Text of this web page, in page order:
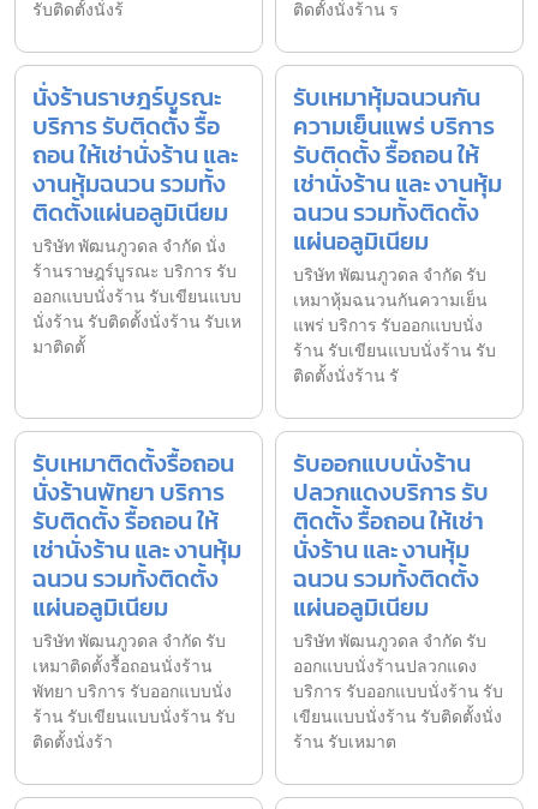
รับติดตั้งนั่งร้
ติดตั้งนั่งร้าน ร
นั่งร้านราษฎร์บูรณะ
บริการ รับติดตั้ง รื้อ
ถอน ให้เช่านั่งร้าน และ
งานหุ้มฉนวน รวมทั้ง
ติดตั้งแผ่นอลูมิเนียม
บริษัท พัฒนภูวดล จำกัด นั่ง
ร้านราษฎร์บูรณะ บริการ รับ
ออกแบบนั่งร้าน รับเขียนแบบ
นั่งร้าน รับติดตั้งนั่งร้าน รับเห
มาติดตั้
รับเหมาหุ้มฉนวนกัน
ความเย็นแพร่ บริการ
รับติดตั้ง รื้อถอน ให้
เช่านั่งร้าน และ งานหุ้ม
ฉนวน รวมทั้งติดตั้ง
แผ่นอลูมิเนียม
บริษัท พัฒนภูวดล จำกัด รับ
เหมาหุ้มฉนวนกันความเย็น
แพร่ บริการ รับออกแบบนั่ง
ร้าน รับเขียนแบบนั่งร้าน รับ
ติดตั้งนั่งร้าน รั
รับเหมาติดตั้งรื้อถอน
นั่งร้านพัทยา บริการ
รับติดตั้ง รื้อถอน ให้
เช่านั่งร้าน และ งานหุ้ม
ฉนวน รวมทั้งติดตั้ง
แผ่นอลูมิเนียม
บริษัท พัฒนภูวดล จำกัด รับ
เหมาติดตั้งรื้อถอนนั่งร้าน
พัทยา บริการ รับออกแบบนั่ง
ร้าน รับเขียนแบบนั่งร้าน รับ
ติดตั้งนั่งร้า
รับออกแบบนั่งร้าน
ปลวกแดงบริการ รับ
ติดตั้ง รื้อถอน ให้เช่า
นั่งร้าน และ งานหุ้ม
ฉนวน รวมทั้งติดตั้ง
แผ่นอลูมิเนียม
บริษัท พัฒนภูวดล จำกัด รับ
ออกแบบนั่งร้านปลวกแดง
บริการ รับออกแบบนั่งร้าน รับ
เขียนแบบนั่งร้าน รับติดตั้งนั่ง
ร้าน รับเหมาต